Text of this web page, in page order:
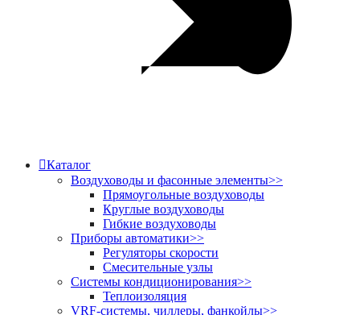
Каталог
Воздуховоды и фасонные элементы>>
Прямоугольные воздуховоды
Круглые воздуховоды
Гибкие воздуховоды
Приборы автоматики>>
Регуляторы скорости
Смесительные узлы
Системы кондиционирования>>
Теплоизоляция
VRF-системы, чиллеры, фанкойлы>>